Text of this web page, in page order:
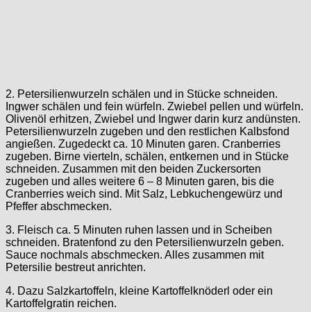
2. Petersilienwurzeln schälen und in Stücke schneiden.
Ingwer schälen und fein würfeln. Zwiebel pellen und würfeln.
Olivenöl erhitzen, Zwiebel und Ingwer darin kurz andünsten.
Petersilienwurzeln zugeben und den restlichen Kalbsfond
angießen. Zugedeckt ca. 10 Minuten garen. Cranberries
zugeben. Birne vierteln, schälen, entkernen und in Stücke
schneiden. Zusammen mit den beiden Zuckersorten
zugeben und alles weitere 6 – 8 Minuten garen, bis die
Cranberries weich sind. Mit Salz, Lebkuchengewürz und
Pfeffer abschmecken.
3. Fleisch ca. 5 Minuten ruhen lassen und in Scheiben
schneiden. Bratenfond zu den Petersilienwurzeln geben.
Sauce nochmals abschmecken. Alles zusammen mit
Petersilie bestreut anrichten.
4. Dazu Salzkartoffeln, kleine Kartoffelknöderl oder ein
Kartoffelgratin reichen.